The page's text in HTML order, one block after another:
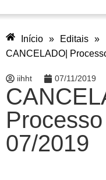
Início » Editais »
CANCELADO|
iihht 07/11/2019
07/2019